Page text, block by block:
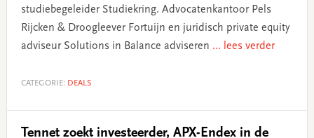
studiebegeleider Studiekring. Advocatenkantoor Pels
Rijcken & Droogleever Fortuijn en juridisch private equity
adviseur Solutions in Balance adviseren ... lees verder
CATEGORIE: DEALS
Tennet zoekt investeerder, APX-Endex in de